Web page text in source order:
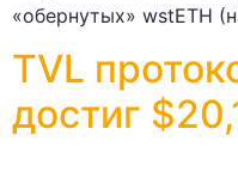
«обернутых» wstETH
TVL
достиг